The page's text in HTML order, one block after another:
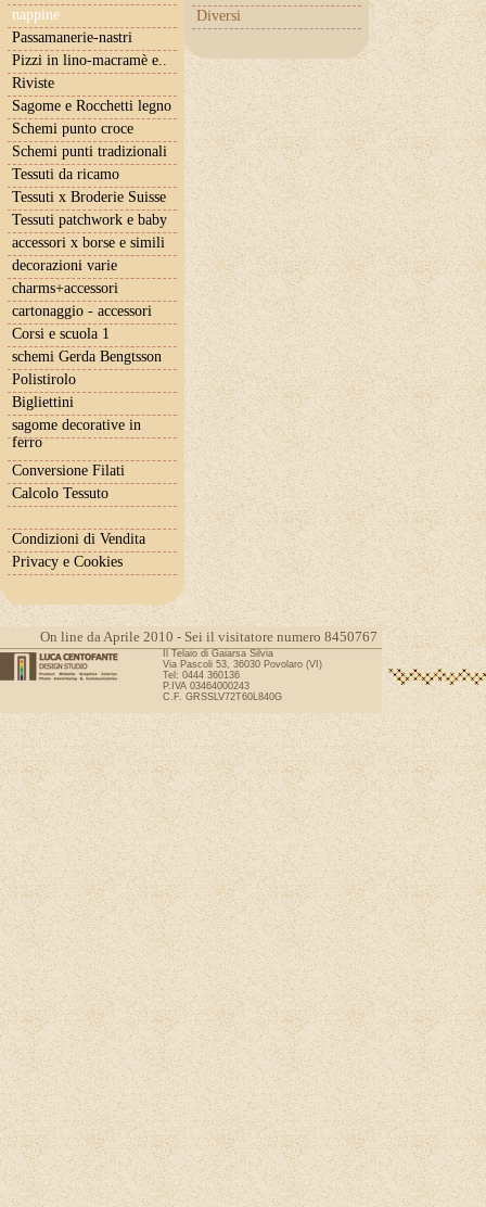
nappine
Diversi
Passamanerie-nastri
Pizzi in lino-macramè e..
Riviste
Sagome e Rocchetti legno
Schemi punto croce
Schemi punti tradizionali
Tessuti da ricamo
Tessuti x Broderie Suisse
Tessuti patchwork e baby
accessori x borse e simili
decorazioni varie
charms+accessori
cartonaggio - accessori
Corsi e scuola 1
schemi Gerda Bengtsson
Polistirolo
Bigliettini
sagome decorative in
ferro
Conversione Filati
Calcolo Tessuto
Condizioni di Vendita
Privacy e Cookies
On line da Aprile 2010 - Sei il visitatore numero 8450767
Il Telaio di Gaiarsa Silvia
Via Pascoli 53, 36030 Povolaro (VI)
Tel: 0444 360136
P.IVA 03464000243
C.F. GRSSLV72T60L840G